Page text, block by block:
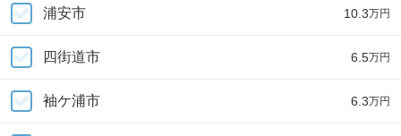
浦安市 10.3万円
四街道市 6.5万円
袖ケ浦市 6.3万円